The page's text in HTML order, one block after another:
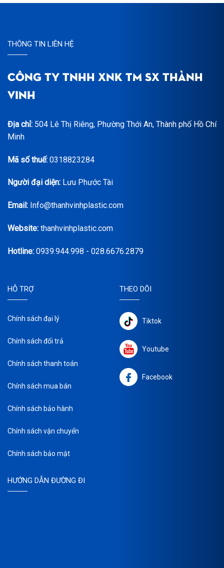
THÔNG TIN LIÊN HỆ
CÔNG TY TNHH XNK TM SX THÀNH
VINH
Địa chỉ: 504 Lê Thị Riêng, Phường Thới An, Thành phố Hồ Chí
Minh
Mã số thuế: 0318823284
Người đại diện: Lưu Phước Tài
Email: Info@thanhvinhplastic.com
Website: thanhvinhplastic.com
Hotline: 0939.944.998 - 028.6676.2879
HỖ TRỢ
Chính sách đại lý
Chính sách đổi trả
Chính sách thanh toán
Chính sách mua bán
Chính sách bảo hành
Chính sách vận chuyển
Chính sách bảo mật
THEO DÕI
Tiktok
Youtube
Facebook
HƯỚNG DẪN ĐƯỜNG ĐI